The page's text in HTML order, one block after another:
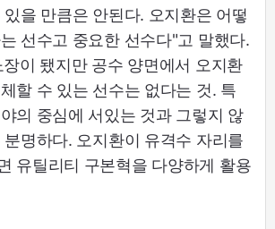
을 만큼은 안된다. 오지환은 어떻
선수고 중요한 선수다"고 말했다.
이 됐지만 공수 양면에서 오지환
할 수 있는 선수는 없다는 것. 특
의 중심에 서있는 것과 그렇지 않
명하다. 오지환이 유격수 자리를
유틸리티 구본혁을 다양하게 활용